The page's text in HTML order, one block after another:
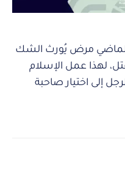
مرض يُورث الشك
لهذا عمل الإسلام
إلى اختيار صاحبة